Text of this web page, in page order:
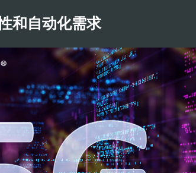
和自动化需求